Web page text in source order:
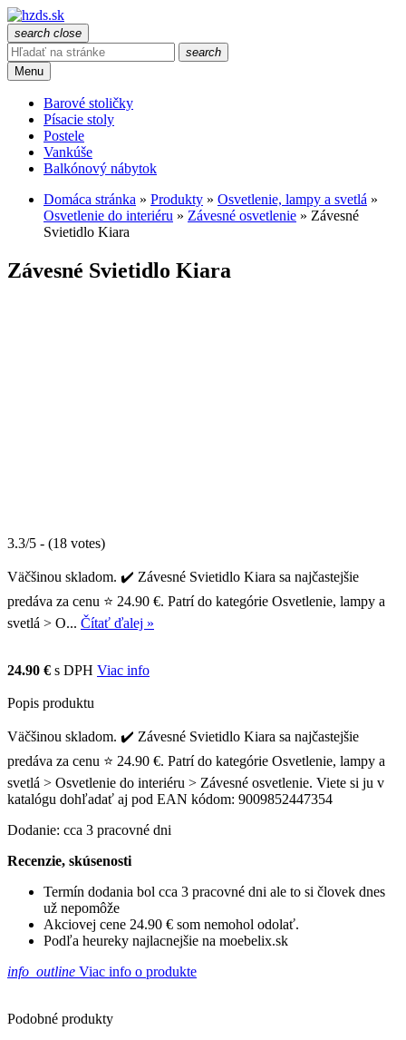
search close
search
Menu
Barové stoličky
Písacie stoly
Postele
Vankúše
Balkónový nábytok
Domáca stránka » Produkty » Osvetlenie, lampy a svetlá »
Osvetlenie do interiéru » Závesné osvetlenie » Závesné
Svietidlo Kiara
Závesné Svietidlo Kiara
3.3/5 - (18 votes)
Väčšinou skladom. ✔️ Závesné Svietidlo Kiara sa najčastejšie
predáva za cenu ⭐ 24.90 €. Patrí do kategórie Osvetlenie, lampy a
svetlá > O... Čítať ďalej »
24.90 € s DPH Viac info
Popis produktu
Väčšinou skladom. ✔️ Závesné Svietidlo Kiara sa najčastejšie
predáva za cenu ⭐ 24.90 €. Patrí do kategórie Osvetlenie, lampy a
svetlá > Osvetlenie do interiéru > Závesné osvetlenie. Viete si ju v
katalógu dohľadať aj pod EAN kódom: 9009852447354
Dodanie: cca 3 pracovné dni
Recenzie, skúsenosti
Termín dodania bol cca 3 pracovné dni ale to si človek dnes
už nepomôže
Akciovej cene 24.90 € som nemohol odolať.
Podľa heureky najlacnejšie na moebelix.sk
info_outline Viac info o produkte
Podobné produkty